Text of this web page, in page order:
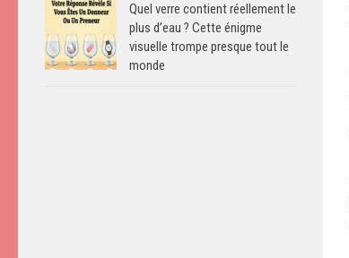
Quel verre contient réellement le
plus d’eau ? Cette énigme
visuelle trompe presque tout le
monde